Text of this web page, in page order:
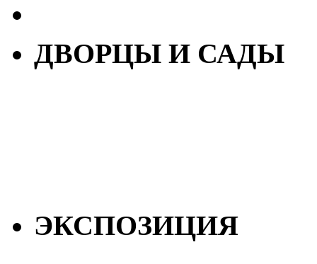
ДВОРЦЫ И САДЫ
ЭКСПОЗИЦИЯ